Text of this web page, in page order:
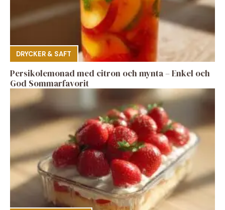
DRYCKER & SAFT
Persikolemonad med citron och mynta – Enkel och
God Sommarfavorit